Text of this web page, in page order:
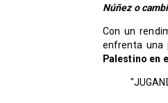
Núñez o
Con un
enfrenta una
Palestino en